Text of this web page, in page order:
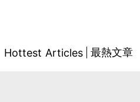
Hottest Articles 最熱文章